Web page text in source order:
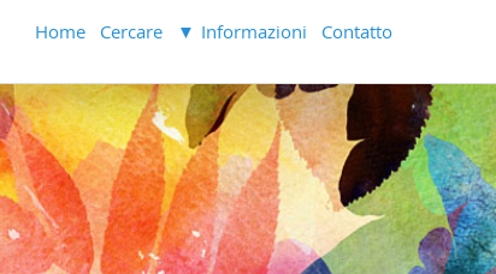
Home Cercare Informazioni Contatto